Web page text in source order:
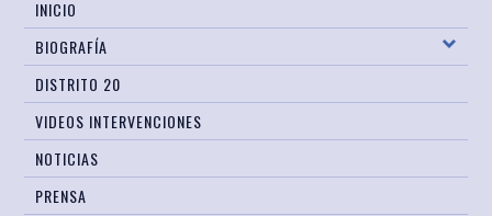
INICIO
BIOGRAFÍA
DISTRITO 20
VIDEOS INTERVENCIONES
NOTICIAS
PRENSA